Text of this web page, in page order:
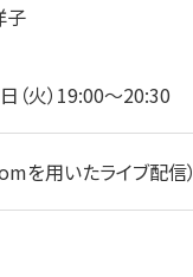
子
（火）19:00～20:30
を用いたライブ配信）